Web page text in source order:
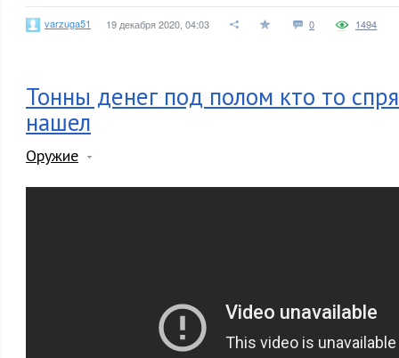
varzuga51 19 декабря 2020, 04:03 0 1494
Тонны денег под полом кто то
нашел
Оружие